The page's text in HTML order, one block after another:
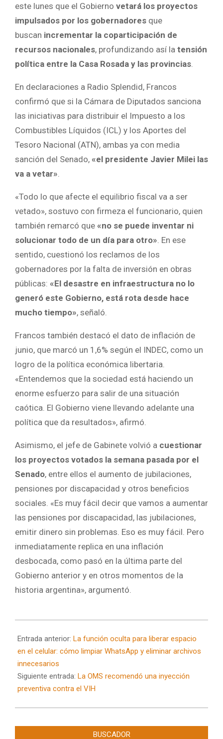
este lunes que el Gobierno vetará los proyectos
impulsados por los gobernadores que
buscan incrementar la coparticipación de
recursos nacionales, profundizando así la tensión
política entre la Casa Rosada y las provincias
En declaraciones a Radio Splendid, Francos
confirmó que si la Cámara de Diputados sanciona
las iniciativas para distribuir el Impuesto a los
Combustibles Líquidos (ICL) y los Aportes del
Tesoro Nacional (ATN), ambas ya con media
sanción del Senado, «el presidente Javier Milei las
va a vetar»
«Todo lo que afecte el equilibrio fiscal va a ser
vetado», sostuvo con firmeza el funcionario, quien
también remarcó que «no se puede inventar ni
solucionar todo de un día para otro» . En ese
sentido, cuestionó los reclamos de los
gobernadores por la falta de inversión en obras
públicas: «El desastre en infraestructura no lo
generó este Gobierno, está rota desde hace
mucho tiempo», señaló.
Francos también destacó el dato de inflación de
junio, que marcó un 1,6% según el INDEC, como un
logro de la política económica libertaria.
«Entendemos que la sociedad está haciendo un
enorme esfuerzo para salir de una situación
caótica. El Gobierno viene llevando adelante una
política que da resultados», afirmó.
Asimismo, el jefe de Gabinete volvió a cuestionar
los proyectos votados la semana pasada por el
Senado, entre ellos el aumento de jubilaciones,
pensiones por discapacidad y otros beneficios
sociales. «Es muy fácil decir que vamos a aumentar
las pensiones por discapacidad, las jubilaciones,
emitir dinero sin problemas. Eso es muy fácil. Pero
inmediatamente replica en una inflación
desbocada, como pasó en la última parte del
Gobierno anterior y en otros momentos de la
historia argentina», argumentó.
07-
15
Entrada anterior: La función oculta para liberar espacio
en el celular: cómo limpiar WhatsApp y eliminar archivos
innecesarios
Siguiente entrada: La OMS recomendó una inyección
preventiva contra el VIH
BUSCADOR